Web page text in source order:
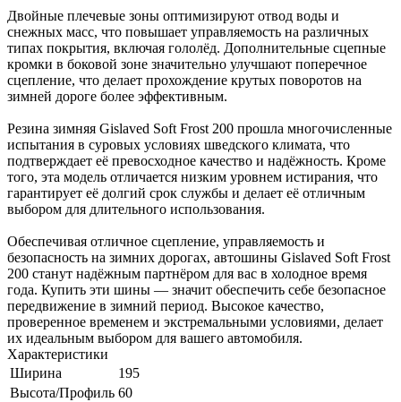
Двойные плечевые зоны оптимизируют отвод воды и
снежных масс, что повышает управляемость на различных
типах покрытия, включая гололёд. Дополнительные сцепные
кромки в боковой зоне значительно улучшают поперечное
сцепление, что делает прохождение крутых поворотов на
зимней дороге более эффективным.
Резина зимняя Gislaved Soft Frost 200 прошла многочисленные
испытания в суровых условиях шведского климата, что
подтверждает её превосходное качество и надёжность. Кроме
того, эта модель отличается низким уровнем истирания, что
гарантирует её долгий срок службы и делает её отличным
выбором для длительного использования.
Обеспечивая отличное сцепление, управляемость и
безопасность на зимних дорогах, автошины Gislaved Soft Frost
200 станут надёжным партнёром для вас в холодное время
года. Купить эти шины — значит обеспечить себе безопасное
передвижение в зимний период. Высокое качество,
проверенное временем и экстремальными условиями, делает
их идеальным выбором для вашего автомобиля.
Характеристики
Ширина
195
Высота/Профиль 60